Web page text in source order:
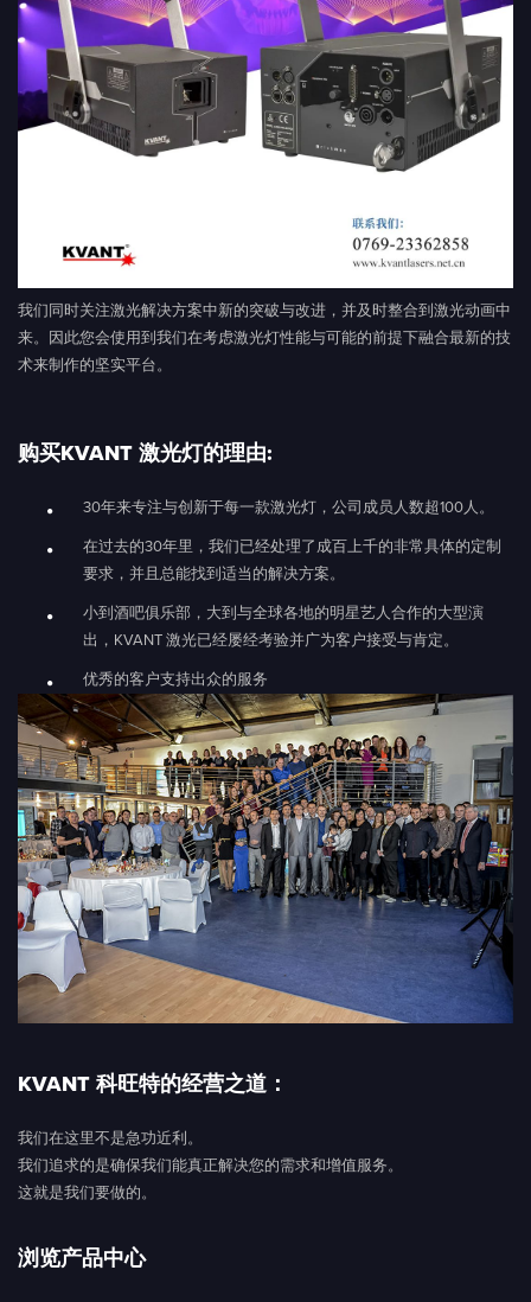
我们同时关注激光解决方案中新的突破与改进，并及时整合到激光动画中
来。因此您会使用到我们在考虑激光灯性能与可能的前提下融合最新的技
术来制作的坚实平台。
购买KVANT 激光灯的理由:
30年来专注与创新于每一款激光灯，公司成员人数超100人。
在过去的30年里，我们已经处理了成百上千的非常具体的定制
要求，并且总能找到适当的解决方案。
小到酒吧俱乐部，大到与全球各地的明星艺人合作的大型演
出，KVANT 激光已经屡经考验并广为客户接受与肯定。
优秀的客户支持出众的服务
KVANT 科旺特的经营之道：
我们在这里不是急功近利。
我们追求的是确保我们能真正解决您的需求和增值服务。
这就是我们要做的。
浏览产品中心